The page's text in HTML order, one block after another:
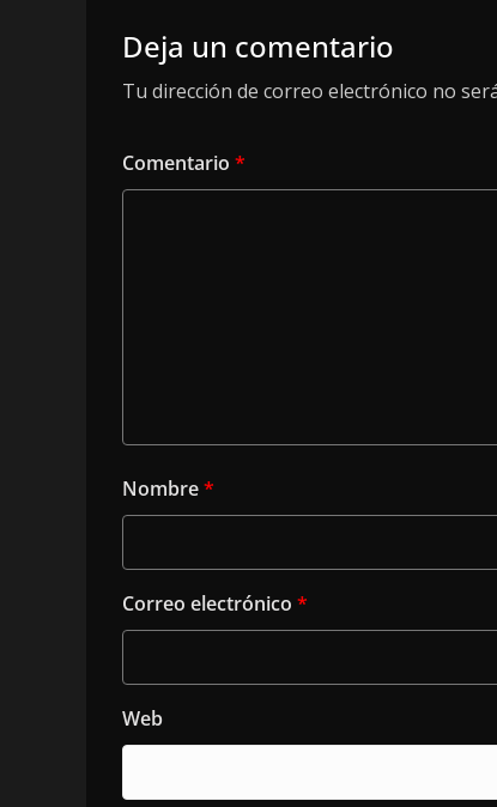
Deja un comentario
Tu dirección de correo electrónico no
Comentario *
Nombre*
Correo electrónico *
Web